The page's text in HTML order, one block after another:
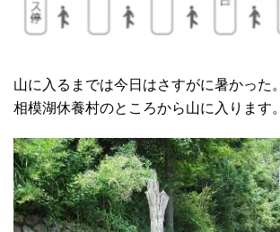
山に入るまでは今日はさすがに暑かった。
相模湖休養村のところから山に入ります。